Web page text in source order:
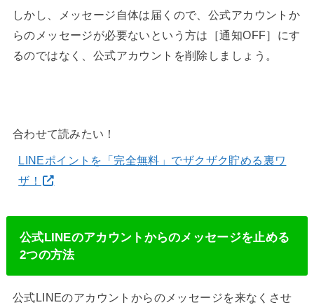
しかし、メッセージ自体は届くので、公式アカウントか
らのメッセージが必要ないという方は［通知OFF］にす
るのではなく、公式アカウントを削除しましょう。
合わせて読みたい！
LINEポイントを「完全無料」でザクザク貯める裏ワ
ザ！
公式LINEのアカウントからのメッセージを止める
2つの方法
公式LINEのアカウントからのメッセージを来なくさせ